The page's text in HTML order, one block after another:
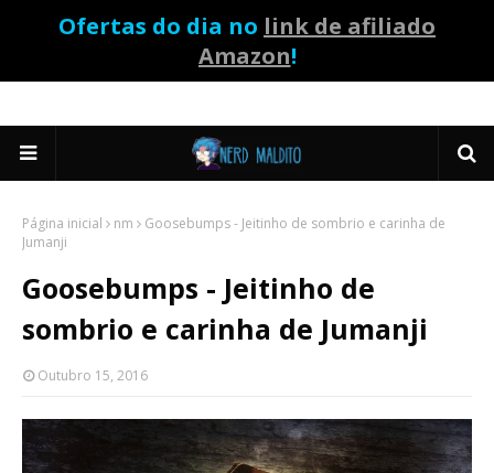
Ofertas do dia no link de afiliado
Amazon!
Página inicial nm
Goosebumps - Jeitinho de sombrio e carinha de
Jumanji
Goosebumps - Jeitinho de
sombrio e carinha de Jumanji
Outubro 15, 2016